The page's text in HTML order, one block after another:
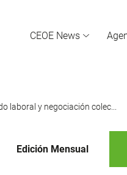
CEOE News
laboral y negociación colec...
Edición Mensual